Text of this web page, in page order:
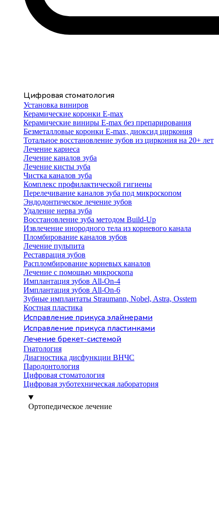
Цифровая стоматология
Установка виниров
Керамические коронки E-max
Керамические виниры E-max без препарирования
Безметалловые коронки Е-max, диоксид циркония
Тотальное восстановление зубов из циркония на 20+ лет
Лечение кариеса
Лечение каналов зуба
Лечение кисты зуба
Чистка каналов зуба
Комплекс профилактической гигиены
Перелечивание каналов зуба под микроскопом
Эндодонтическое лечение зубов
Удаление нерва зуба
Восстановление зуба методом Build-Up
Извлечение инородного тела из корневого канала
Пломбирование каналов зубов
Лечение пульпита
Реставрация зубов
Распломбирование корневых каналов
Лечение с помощью микроскопа
Имплантация зубов All-On-4
Имплантация зубов All-On-6
Зубные имплантаты Straumann, Nobel, Astra, Osstem
Костная пластика
Исправление прикуса элайнерами
Исправление прикуса пластинками
Лечение брекет-системой
Гнатология
Диагностика дисфункции ВНЧС
Пародонтология
Цифровая стоматология
Цифровая зуботехническая лаборатория
Ортопедическое лечение